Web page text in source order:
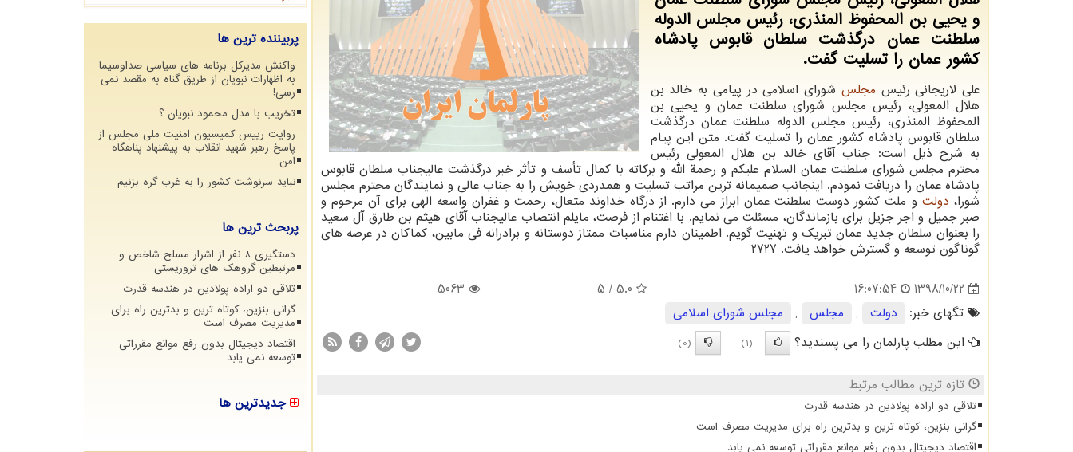
و یحیی بن المحفوظ المنذری، رئیس مجلس الدوله
سلطنت عمان درگذشت سلطان قابوس پادشاه
كشور عمان را تسلیت گفت.
علی لاریجانی رئیس مجلس شورای اسلامی در پیامی به خالد بن
هلال المعولی، رئیس مجلس شورای سلطنت عمان و یحیی بن
المحفوظ المنذری، رئیس مجلس الدوله سلطنت عمان درگذشت
سلطان قابوس پادشاه كشور عمان را تسلیت گفت. متن این پیام
به شرح ذیل است: جناب آقای خالد بن هلال المعولی رئیس
محترم مجلس شورای سلطنت عمان السلام علیكم و رحمة الله و بركاته با كمال تأسف و تأثر خبر درگذشت عالیجناب سلطان قابوس
پادشاه عمان را دریافت نمودم. اینجانب صمیمانه ترین مراتب تسلیت و همدردی خویش را به جناب عالی و نمایندگان محترم مجلس
شورا، دولت و ملت كشور دوست سلطنت عمان ابراز می دارم. از درگاه خداوند متعال، رحمت و غفران واسعه الهی برای آن مرحوم و
صبر جمیل و اجر جزیل برای بازماندگان، مسئلت می نمایم. با اغتنام از فرصت، مایلم انتصاب عالیجناب آقای هیثم بن طارق آل سعید
را بعنوان سلطان جدید عمان تبریك و تهنیت گویم. اطمینان دارم مناسبات ممتاز دوستانه و برادرانه فی مابین، كماكان در عرصه های
گوناگون توسعه و گسترش خواهد یافت. 2727
1398/10/22
16:07:54
5.0
/ 5
5063
تگهای خبر:
دولت , مجلس ,
مجلس شورای اسلامی
این مطلب پارلمان را می پسندید؟
(1)
(0)
تازه ترین مطالب مرتبط
تلاقی دو اراده پولادین در هندسه قدرت
گرانی بنزین، کوتاه ترین و بدترین راه برای مدیریت مصرف است
اقتصاد دیجیتال بدون رفع موانع مقرراتی توسعه نمی یابد
پربیننده ترین ها
واکنش مدیرکل برنامه های سیاسی صداوسیما
به اظهارات نبویان از طریق گناه به مقصد نمی
رسی!
تخریب با مدل محمود نبویان ؟
روایت رییس کمیسیون امنیت ملی مجلس از
پاسخ رهبر شهید انقلاب به پیشنهاد پناهگاه
امن
نباید سرنوشت کشور را به غرب گره بزنیم
پربحث ترین ها
دستگیری 8 نفر از اشرار مسلح شاخص و
مرتبطین گروهک های تروریستی
تلاقی دو اراده پولادین در هندسه قدرت
گرانی بنزین، کوتاه ترین و بدترین راه برای
مدیریت مصرف است
اقتصاد دیجیتال بدون رفع موانع مقرراتی
توسعه نمی یابد
جدیدترین ها